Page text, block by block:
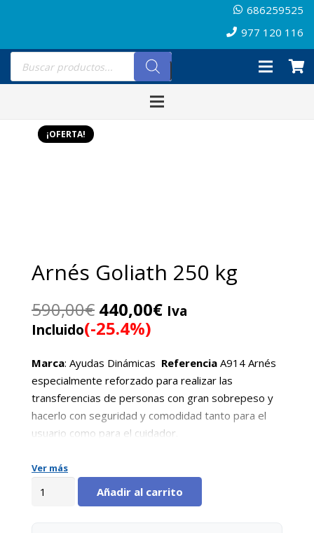
686259525
977 120 116
Búsqueda
productos
¡OFERTA!
Arnés Goliath 250 kg
590,00€ El
precio
original
era:
590,00€.
440,00€El
es:
440,00€.
Iva
Incluido(-25.4%)
Marca: Ayudas Dinámicas Referencia A914 Arnés
especialmente reforzado para realizar las
transferencias de personas con gran sobrepeso y
hacerlo con seguridad y comodidad tanto para el
usuario como para el cuidador.
Ver más
Añadir al carrito